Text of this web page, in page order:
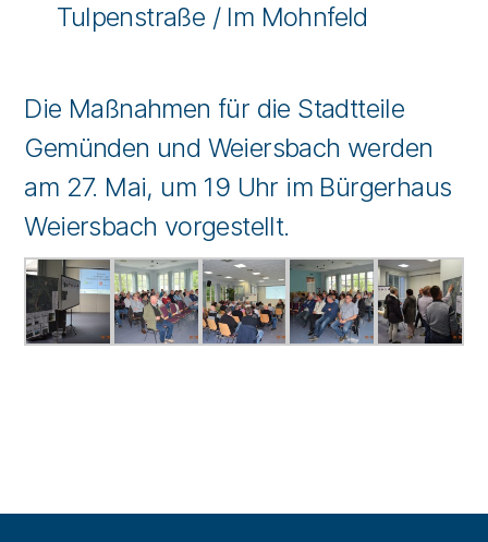
Tulpenstraße / Im Mohnfeld
Die Maßnahmen für die Stadtteile
Gemünden und Weiersbach werden
am 27. Mai, um 19 Uhr im Bürgerhaus
Weiersbach vorgestellt.